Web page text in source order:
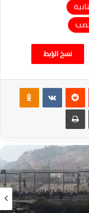
نسخ الرابط
بينتيريست ‏VKontakte
مشاركة عبر البريد طباعة